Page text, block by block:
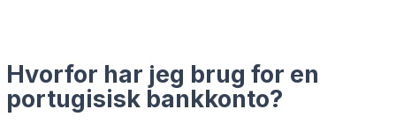
Hvorfor har jeg brug for en
portugisisk bankkonto?